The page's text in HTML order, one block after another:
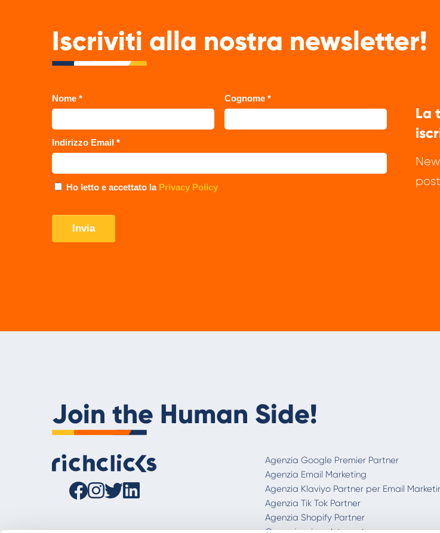
Iscriviti alla nostra newsletter!
La
Join the Human Side!
Agenzia Google Premier Partner
Agenzia Email Marketing
Agenzia Klaviyo Partner per Email
Agenzia Tik Tok Partner
Agenzia Shopify Partner